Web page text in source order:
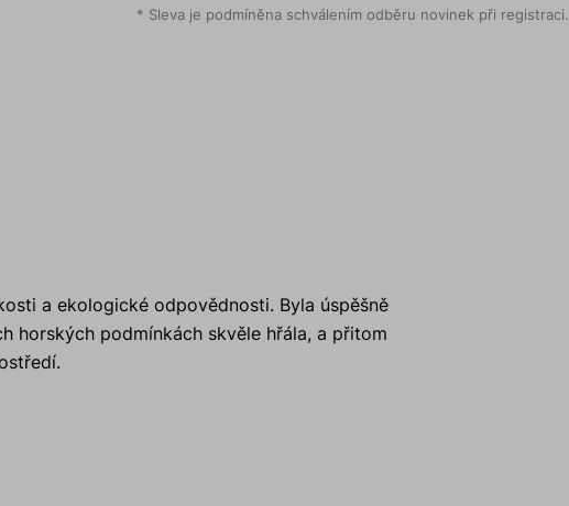
* Sleva je podmíněna schválením odběru novinek při registraci.
a ekologické odpovědnosti. Byla úspěšně
horských podmínkách skvěle hřála, a přitom